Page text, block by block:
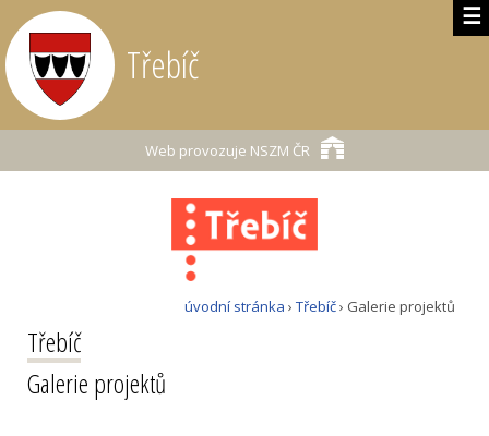
☰
Třebíč
Web provozuje NSZM ČR
úvodní stránka › Třebíč› Galerie projektů
Třebíč
Galerie projektů